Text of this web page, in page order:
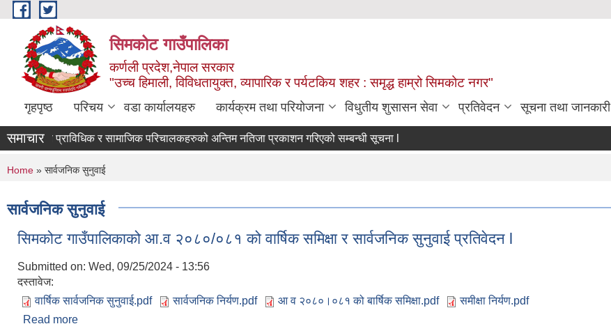
Skip to main content
सिमकोट गाउँपालिका
कर्णली प्रदेश,नेपाल सरकार
"उच्च हिमाली, विविधतायुक्त, व्यापारिक र पर्यटकिय शहर : समृद्ध हाम्रो सिमकोट नगर"
गृहपृष्ठ परिचय वडा कार्यालयहरु कार्यक्रम तथा परियोजना विधुतीय शुसासन सेवा प्रतिवेदन सूचना तथा जानकारी
समाचार वास प्राविधिक र सामाजिक परिचालकहरुको अन्तिम नतिजा प्रकाशन गरिएको सम्बन्धी सूचना l
You are here
Home » सार्वजनिक सुनुवाई
सार्वजनिक सुनुवाई
सिमकोट गाउँपालिकाको आ.व २०८०/०८१ को वार्षिक समिक्षा र सार्वजनिक सुनुवाई प्रतिवेदन l
Submitted on: Wed, 09/25/2024 - 13:56
दस्तावेज:
वार्षिक सार्वजनिक सुनुवाई.pdf
सार्वजनिक निर्यण.pdf आ व २०८०।०८१ को बार्षिक समिक्षा.pdf
समीक्षा निर्यण.pdf
Read more